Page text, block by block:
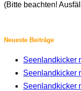
(Bitte beachten!
Neueste Beiträge
Seenlandkicker
Seenlandkicker
Seenlandkicker